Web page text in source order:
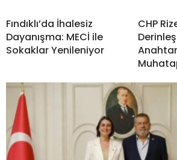
Fındıklı’da İhalesiz
Dayanışma: MECİ ile
Sokaklar Yenileniyor
CHP